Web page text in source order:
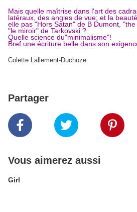
Mais quelle maîtrise dans l'art des
latéraux, des angles de vue; et la
elle pas "Hors Satan" de B Dumont,
"le miroir" de Tarkovski ?
Quelle science du"minimalisme"!
Bref une écriture belle dans son
Colette Lallement-Duchoze
Partager
Vous aimerez aussi
Girl